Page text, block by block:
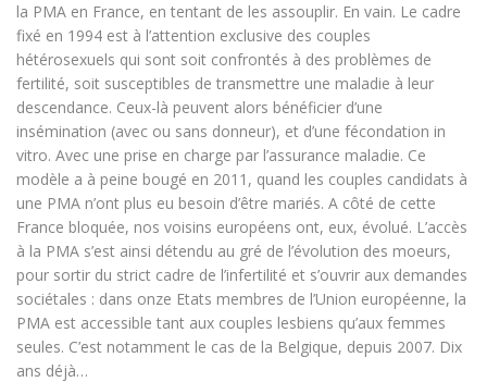
la PMA en France, en tentant de les assouplir. En vain. Le cadre
fixé en 1994 est à l’attention exclusive des couples
hétérosexuels qui sont soit confrontés à des problèmes de
fertilité, soit susceptibles de transmettre une maladie à leur
descendance. Ceux-là peuvent alors bénéficier d’une
insémination (avec ou sans donneur), et d’une fécondation in
vitro. Avec une prise en charge par l’assurance maladie. Ce
modèle a à peine bougé en 2011, quand les couples candidats à
une PMA n’ont plus eu besoin d’être mariés. A côté de cette
France bloquée, nos voisins européens ont, eux, évolué. L’accès
à la PMA s’est ainsi détendu au gré de l’évolution des moeurs,
pour sortir du strict cadre de l’infertilité et s’ouvrir aux demandes
sociétales : dans onze Etats membres de l’Union européenne, la
PMA est accessible tant aux couples lesbiens qu’aux femmes
seules. C’est notamment le cas de la Belgique, depuis 2007. Dix
ans déjà…